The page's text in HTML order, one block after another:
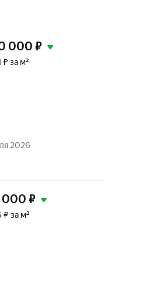
000 ₽
₽ за м²
2026
₽
₽ за м²